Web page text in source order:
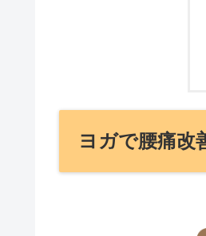
ヨガで腰痛改